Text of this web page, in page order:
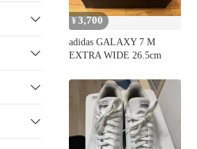
¥3,700
adidas GALAXY 7 M
EXTRA WIDE 26.5cm